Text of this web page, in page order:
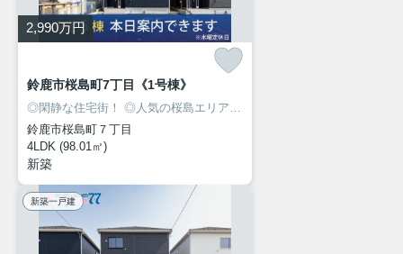
2,990万円
鈴鹿市桜島町7丁目《1号棟》
◎閑静な住宅街！
◎人気の桜島エリアに新築建売住宅7棟が同時販売開始！
鈴鹿市桜島町７丁目
4LDK (98.01㎡)
新築
新築一戸建